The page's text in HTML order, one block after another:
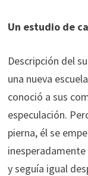
Un estudio de
Descripción del
una nueva
conoció a sus
especulación.
pierna, él se
inesperadamente
y seguía igual